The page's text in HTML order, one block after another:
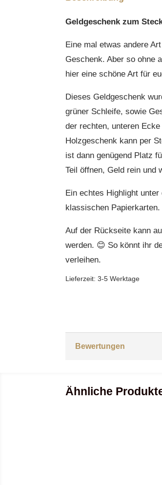
Geldgeschenk zum
Eine mal etwas andere
Geschenk. Aber so ohne
hier eine schöne Art für
Dieses Geldgeschenk
grüner Schleife, sowie
der rechten, unteren
Holzgeschenk kann per
ist dann genügend Platz
Teil öffnen, Geld rein und
Ein echtes Highlight
klassischen Papierkarten.
Auf der Rückseite kann
werden. 😊 So könnt ihr
verleihen.
Lieferzeit:3-5 Werktage
Bewertungen
Ähnliche